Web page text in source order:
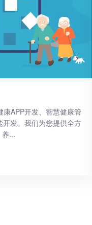
APP开发、智慧健康管
发。我们为您提供全方
...